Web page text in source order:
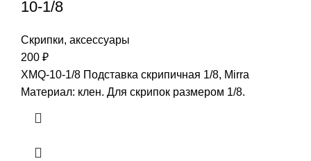
10-1/8
Скрипки, аксессуары
200 ₽
XMQ-10-1/8 Подставка скрипичная 1/8, Mirra
Материал: клен. Для скрипок размером 1/8.